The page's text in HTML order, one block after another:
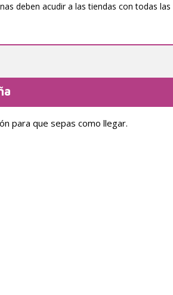
deben acudir a las tiendas con todas las
para que sepas como llegar.